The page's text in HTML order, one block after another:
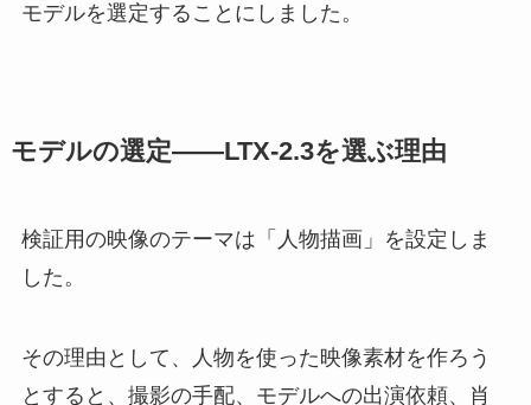
モデルを選定することにしました。
モデルの選定——LTX-2.3を選ぶ理由
検証用の映像のテーマは「人物描画」を設定しま
した。
その理由として、人物を使った映像素材を作ろう
とすると、撮影の手配、モデルへの出演依頼、肖